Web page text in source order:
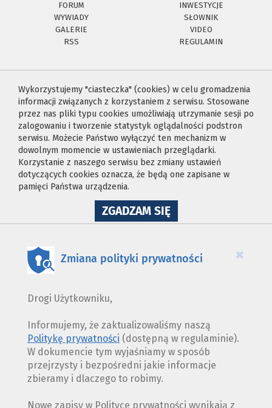
FORUM
INWESTYCJE
WYWIADY
SŁOWNIK
GALERIE
VIDEO
RSS
REGULAMIN
Wykorzystujemy "ciasteczka" (cookies) w celu gromadzenia
informacji związanych z korzystaniem z serwisu. Stosowane
przez nas pliki typu cookies umożliwiają utrzymanie sesji po
zalogowaniu i tworzenie statystyk oglądalności podstron
serwisu. Możecie Państwo wyłączyć ten mechanizm w
dowolnym momencie w ustawieniach przeglądarki.
Korzystanie z naszego serwisu bez zmiany ustawień
dotyczących cookies oznacza, że będą one zapisane w
pamięci Państwa urządzenia.
ZGADZAM SIĘNA
WYKORZYSTANIE
×
Zmiana polityki prywatności
Drogi Użytkowniku,
Informujemy, że zaktualizowaliśmy naszą
Politykę prywatności (dostępną w regulaminie).
W dokumencie tym wyjaśniamy w sposób
przejrzysty i bezpośredni jakie informacje
zbieramy i dlaczego to robimy.
Nowe zapisy w Polityce prywatności wynikają z